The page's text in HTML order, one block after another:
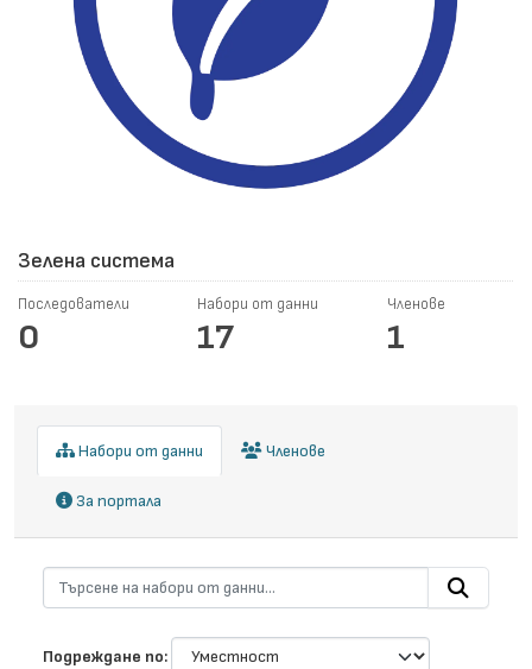
Зелена система
Последователи
0
Набори от данни
17
Членове
1
Набори от данни Членове
За портала
Подреждане по